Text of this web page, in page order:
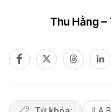
Thu Hằng